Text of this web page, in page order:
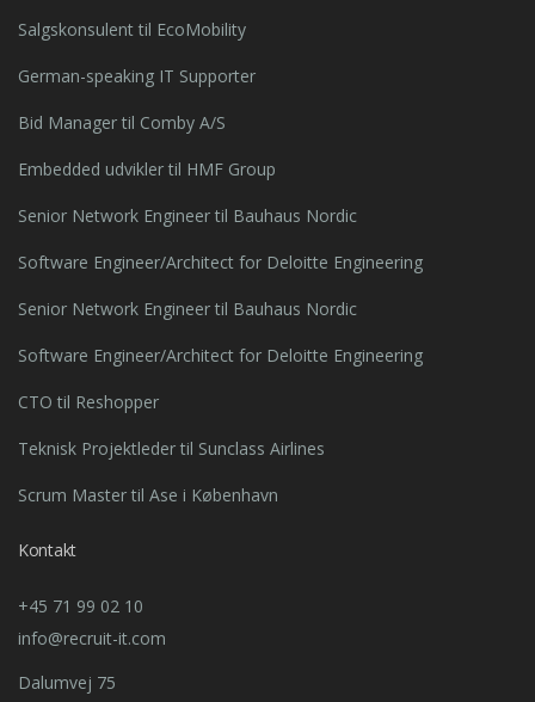
Salgskonsulent til EcoMobility
German-speaking IT Supporter
Bid Manager til Comby A/S
Embedded udvikler til HMF Group
Senior Network Engineer til Bauhaus Nordic
Software Engineer/Architect for Deloitte Engineering
Senior Network Engineer til Bauhaus Nordic
Software Engineer/Architect for Deloitte Engineering
CTO til Reshopper
Teknisk Projektleder til Sunclass Airlines
Scrum Master til Ase i København
Kontakt
+45 71 99 02 10
info@recruit-it.com
Dalumvej 75